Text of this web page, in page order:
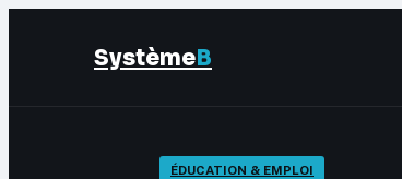
SystèmeB
ÉDUCATION & EMPLOI